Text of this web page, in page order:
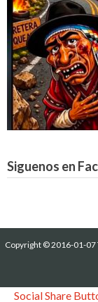
Siguenos en
Copyright © 2016-01-07
Social Share